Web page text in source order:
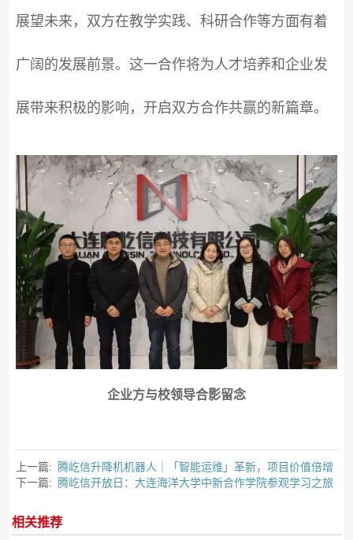
展望未来，双方在教学实践、科研合作等方面有着
广阔的发展前景。这一合作将为人才培养和企业发
展带来积极的影响，开启双方合作共赢的新篇章。
企业方与校领导合影留念
上一篇:
腾屹信升降机机器人｜「智能运维」革新，项目价值倍增
下一篇:
腾屹信开放日：大连海洋大学中新合作学院参观学习之旅
相关推荐